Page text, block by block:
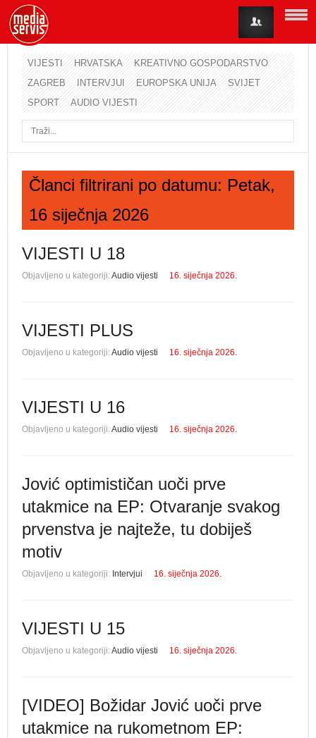
VIJESTI HRVATSKA
KREATIVNO GOSPODARSTVO
ZAGREB
INTERVJUI EUROPSKA UNIJA
SVIJET
SPORT
AUDIO VIJESTI
Članci filtrirani po datumu: Petak,
16 siječnja 2026
VIJESTI U 18
Objavljeno u kategoriji:Audio vijesti 16. siječnja 2026.
VIJESTI PLUS
Objavljeno u kategoriji:Audio vijesti 16. siječnja 2026.
VIJESTI U 16
Objavljeno u kategoriji:Audio vijesti 16. siječnja 2026.
Jović optimističan uoči prve
utakmice na EP: Otvaranje svakog
prvenstva je najteže, tu dobiješ
motiv
Objavljeno u kategoriji: Intervjui 16. siječnja 2026.
VIJESTI U 15
Objavljeno u kategoriji:Audio vijesti 16. siječnja 2026.
[VIDEO] Božidar Jović uoči prve
utakmice na rukometnom EP:
Korisničko ime
Lozinka
Zaboravili ste lozinku?